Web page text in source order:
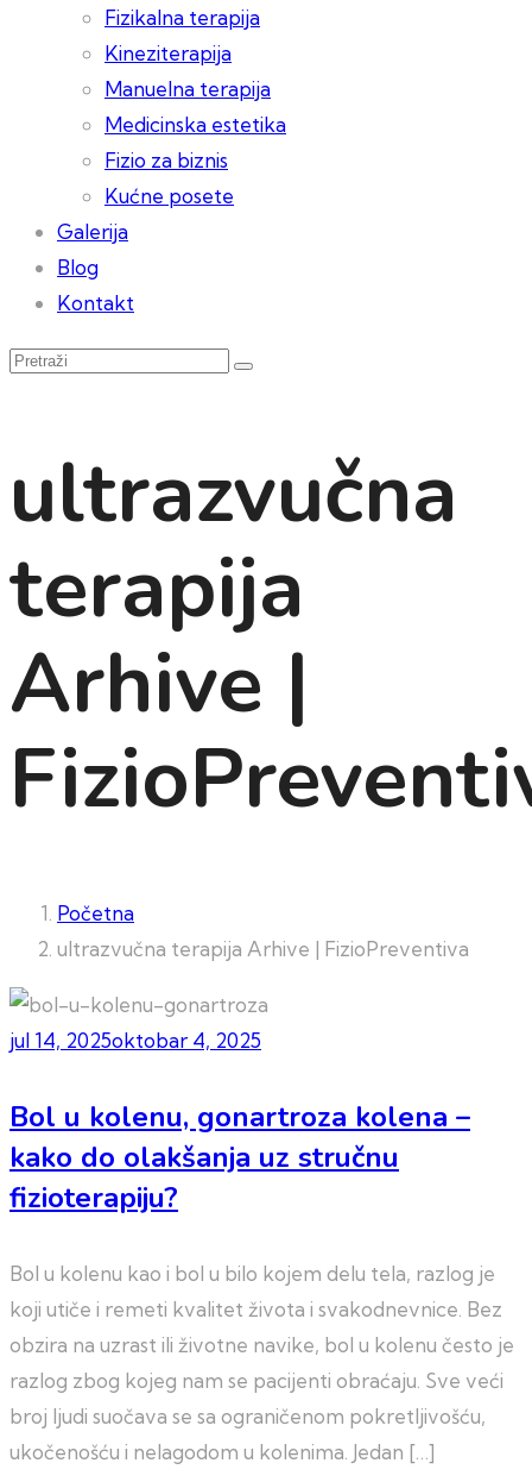
Fizikalna terapija
Kineziterapija
Manuelna terapija
Medicinska estetika
Fizio za biznis
Kućne posete
Galerija
Blog
Kontakt
ultrazvučna
terapija
Arhive |
Početna
ultrazvučna terapija Arhive | FizioPreventiva
jul 14, 2025oktobar 4, 2025
Bol u kolenu, gonartroza kolena –
kako do olakšanja uz stručnu
fizioterapiju?
Bol u kolenu kao i bol u bilo kojem delu tela, razlog je
koji utiče i remeti kvalitet života i svakodnevnice. Bez
obzira na uzrast ili životne navike, bol u kolenu često je
razlog zbog kojeg nam se pacijenti obraćaju. Sve veći
broj ljudi suočava se sa ograničenom pokretljivošću,
ukočenošću i nelagodom u kolenima. Jedan […]